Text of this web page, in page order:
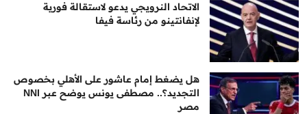
الاتحاد النرويجي يدعو لاستقالة فورية
لإنفانتينو من رئاسة فيفا
هل يضغط إمام عاشور على الأهلي بخصوص
التجديد؟.. مصطفى يونس يوضح عبر NNI
مصر